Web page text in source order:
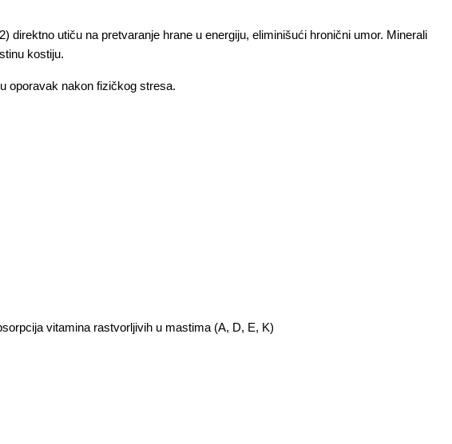
utiču na pretvaranje hrane u energiju, eliminišući hronični umor. Minerali
kostiju.
oporavak nakon fizičkog stresa.
vitamina rastvorljivih u mastima (A, D, E, K)